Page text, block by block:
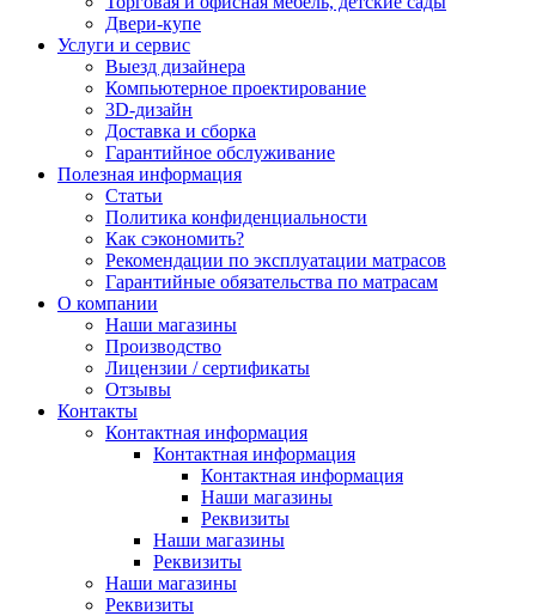
Двери-купе
Услуги и сервис
Выезд дизайнера
Компьютерное проектирование
3D-дизайн
Доставка и сборка
Гарантийное обслуживание
Полезная информация
Статьи
Политика конфиденциальности
Как сэкономить?
Рекомендации по эксплуатации матрасов
Гарантийные обязательства по матрасам
О компании
Наши магазины
Производство
Лицензии / сертификаты
Отзывы
Контакты
Контактная информация
Контактная информация
Контактная информация
Наши магазины
Реквизиты
Наши магазины
Реквизиты
Наши магазины
Реквизиты